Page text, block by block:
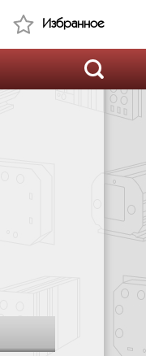
Избранное